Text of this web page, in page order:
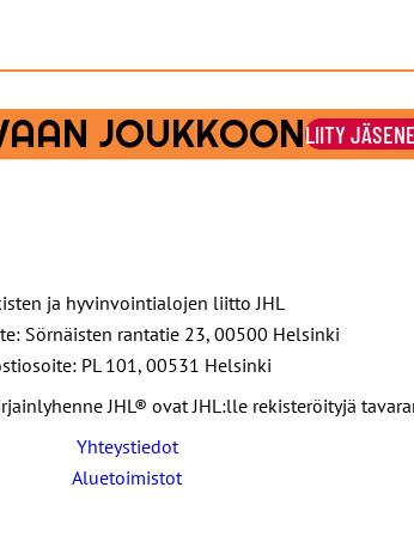
JOUKKOONLIITY
ja hyvinvointialojen liitto JHL
Sörnäisten rantatie 23, 00500 Helsinki
PL 101, 00531 Helsinki
JHL® ovat JHL:lle rekisteröityjä
Yhteystiedot
Aluetoimistot